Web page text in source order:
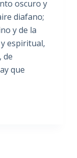
oscuro y
diafano;
y de la
espiritual,
de
que